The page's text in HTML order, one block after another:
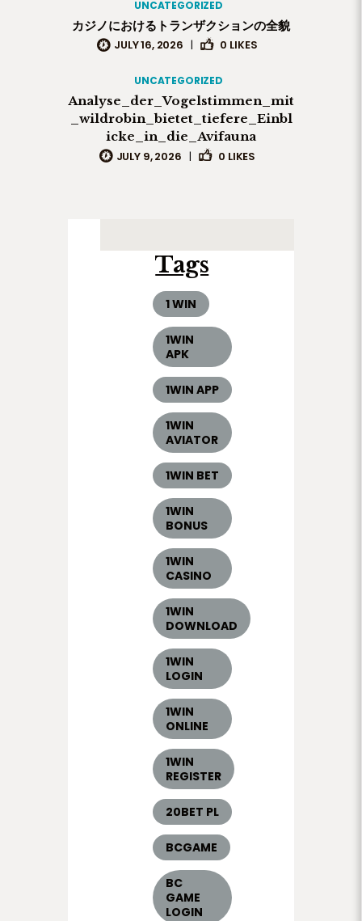
UNCATEGORIZED
カジノにおけるトランザクションの全貌
JULY 16, 2026 | 0 LIKES
UNCATEGORIZED
Analyse_der_Vogelstimmen_mit
_wildrobin_bietet_tiefere_Einbl
icke_in_die_Avifauna
JULY 9, 2026 | 0 LIKES
Tags
1 WIN
1WIN
APK
1WIN APP
1WIN
AVIATOR
1WIN BET
1WIN
BONUS
1WIN
CASINO
1WIN
DOWNLOAD
1WIN
LOGIN
1WIN
ONLINE
1WIN
REGISTER
20BET PL
BCGAME
BC
GAME
LOGIN